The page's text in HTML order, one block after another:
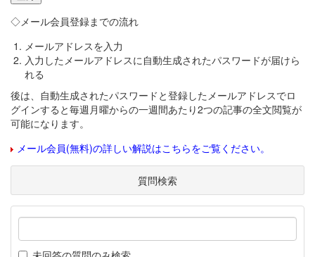
◇メール会員登録までの流れ
メールアドレスを入力
入力したメールアドレスに自動生成されたパスワードが届けら
れる
後は、自動生成されたパスワードと登録したメールアドレスでロ
グインすると毎週月曜からの一週間あたり2つの記事の全文閲覧が
可能になります。
メール会員(無料)の詳しい解説はこちらをご覧ください。
質問検索